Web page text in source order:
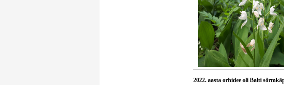
2022. aasta orhidee oli Balti